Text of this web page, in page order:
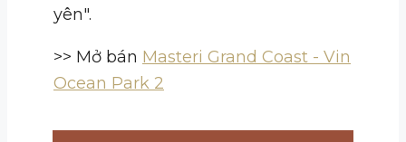
yên".
>> Mở bán Masteri Grand Coast - Vin
Ocean Park 2